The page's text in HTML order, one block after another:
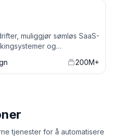
muliggjør sømløs SaaS-
og
200M+
tjenester for å automatisere